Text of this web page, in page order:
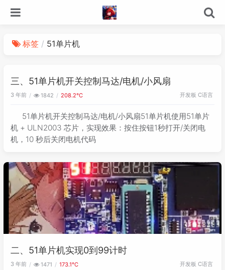
标签 51单片机
三、51单片机开关控制马达/电机/小风扇
3 年前 1842 208.2℃ 开发板 C语言
51单片机开关控制马达/电机/小风扇51单片机使用51单片
机 + ULN2003 芯片，实现效果：按住按钮1秒打开/关闭电
机，10 秒后关闭电机代码
二、51单片机实现0到99计时
3 年前 1471 173.1℃ 开发板 C语言